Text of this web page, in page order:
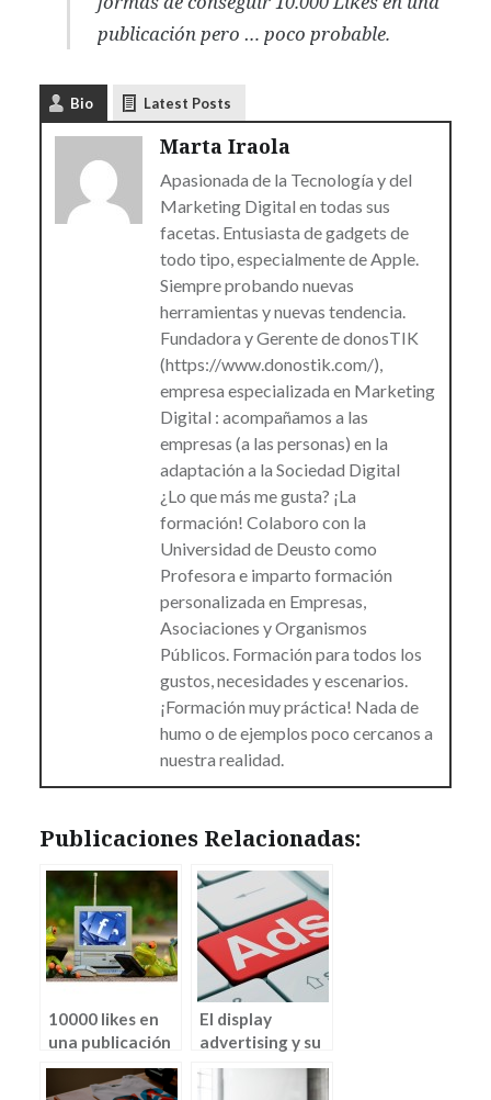
publicación pero … poco probable.
Bio Latest Posts
Marta Iraola
Apasionada de la Tecnología y del
Marketing Digital en todas sus
facetas. Entusiasta de gadgets de
todo tipo, especialmente de Apple.
Siempre probando nuevas
herramientas y nuevas tendencia.
Fundadora y Gerente de donosTIK
(https://www.donostik.com/),
empresa especializada en Marketing
Digital : acompañamos a las
empresas (a las personas) en la
adaptación a la Sociedad Digital
¿Lo que más me gusta? ¡La
formación! Colaboro con la
Universidad de Deusto como
Profesora e imparto formación
personalizada en Empresas,
Asociaciones y Organismos
Públicos. Formación para todos los
gustos, necesidades y escenarios.
¡Formación muy práctica! Nada de
humo o de ejemplos poco cercanos a
nuestra realidad.
Publicaciones Relacionadas:
10000 likes en
una publicación
de Facebook ¿
Cómo
El display
advertising y su
evolución (por
Pablo Barón)